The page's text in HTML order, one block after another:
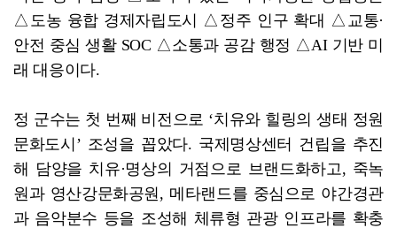
△도농 융합 경제자립도시 △정주 인구 확대 △교통·
안전 중심 생활 SOC △소통과 공감 행정 △AI 기반 미
래 대응이다.
정 군수는 첫 번째 비전으로 ‘치유와 힐링의 생태 정원
문화도시’ 조성을 꼽았다. 국제명상센터 건립을 추진
해 담양을 치유·명상의 거점으로 브랜드화하고, 죽녹
원과 영산강문화공원, 메타랜드를 중심으로 야간경관
과 음악분수 등을 조성해 체류형 관광 인프라를 확충